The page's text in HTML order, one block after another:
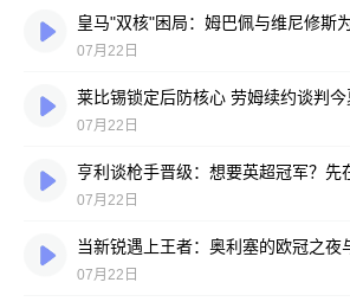
皇马"双核"困局：姆巴佩与维尼修斯
07月22日
莱比锡锁定后防核心 劳姆续约谈判今
07月22日
07月22日
07月22日